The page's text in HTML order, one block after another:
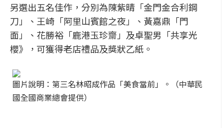
另選出五名佳作，分別為陳紫晴「金門金合利鋼
刀」、王崎「阿里山賓館之夜」、黃嘉鼎「門
面」、花勝裕「鹿港玉珍齋」及卓聖男「共享光
櫻》，可獲得老店禮品及獎狀乙紙。
圖片說明：第三名林昭成作品「美食當前」。（中華民
國全國商業總會提供）